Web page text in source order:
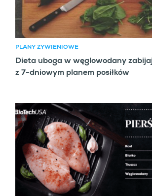
PLANY ŻYWIENIOWE
Dieta uboga w węglowodany
z 7-dniowym planem posiłków